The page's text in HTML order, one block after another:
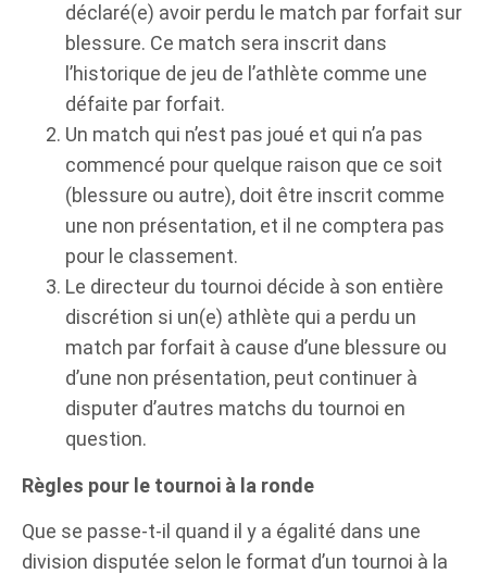
déclaré(e) avoir perdu le match par forfait sur
blessure. Ce match sera inscrit dans
l’historique de jeu de l’athlète comme une
défaite par forfait.
Un match qui n’est pas joué et qui n’a pas
commencé pour quelque raison que ce soit
(blessure ou autre), doit être inscrit comme
une non présentation, et il ne comptera pas
pour le classement.
Le directeur du tournoi décide à son entière
discrétion si un(e) athlète qui a perdu un
match par forfait à cause d’une blessure ou
d’une non présentation, peut continuer à
disputer d’autres matchs du tournoi en
question.
Règles pour le tournoi à la ronde
Que se passe-t-il quand il y a égalité dans une
division disputée selon le format d’un tournoi à la